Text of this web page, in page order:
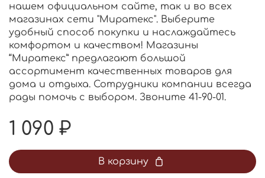
нашем официальном сайте, так и во всех
магазинах сети "Миратекс". Выберите
удобный способ покупки и наслаждайтесь
комфортом и качеством! Магазины
“Миратекс” предлагают большой
ассортимент качественных товаров для
дома и отдыха. Сотрудники компании всегда
рады помочь с выбором. Звоните 41-90-01.
1 090 ₽
В корзину